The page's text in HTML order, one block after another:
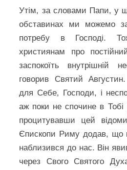
Утім, за словами Папи, у
обставинах ми можемо
потребу в Господі.
християнам про
заспокоїть внутрішній
говорив Святий
для Себе, Господи, і
аж поки не спочине в Тобі
процитувавши цей
Єпископи Риму додав, що в
наблизився до нас. Він
через Свого Святого